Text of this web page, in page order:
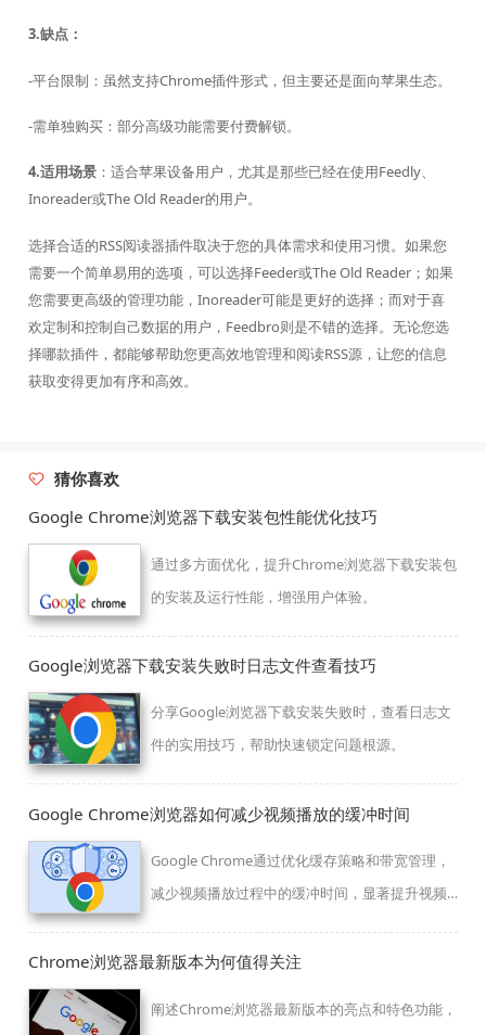
3.缺点：
-平台限制：虽然支持Chrome插件形式，但主要还是面向苹果生态。
-需单独购买：部分高级功能需要付费解锁。
4.适用场景：适合苹果设备用户，尤其是那些已经在使用Feedly、
Inoreader或The Old Reader的用户。
选择合适的RSS阅读器插件取决于您的具体需求和使用习惯。如果您
需要一个简单易用的选项，可以选择Feeder或The Old Reader；如果
您需要更高级的管理功能，Inoreader可能是更好的选择；而对于喜
欢定制和控制自己数据的用户，Feedbro则是不错的选择。无论您选
择哪款插件，都能够帮助您更高效地管理和阅读RSS源，让您的信息
获取变得更加有序和高效。
猜你喜欢
Google Chrome浏览器下载安装包性能优化技巧
通过多方面优化，提升Chrome浏览器下载安装包
的安装及运行性能，增强用户体验。
Google浏览器下载安装失败时日志文件查看技巧
分享Google浏览器下载安装失败时，查看日志文
件的实用技巧，帮助快速锁定问题根源。
Google Chrome浏览器如何减少视频播放的缓冲时间
Google Chrome通过优化缓存策略和带宽管理，
减少视频播放过程中的缓冲时间，显著提升视频
视频观看体验。
Chrome浏览器最新版本为何值得关注
阐述Chrome浏览器最新版本的亮点和特色功能，